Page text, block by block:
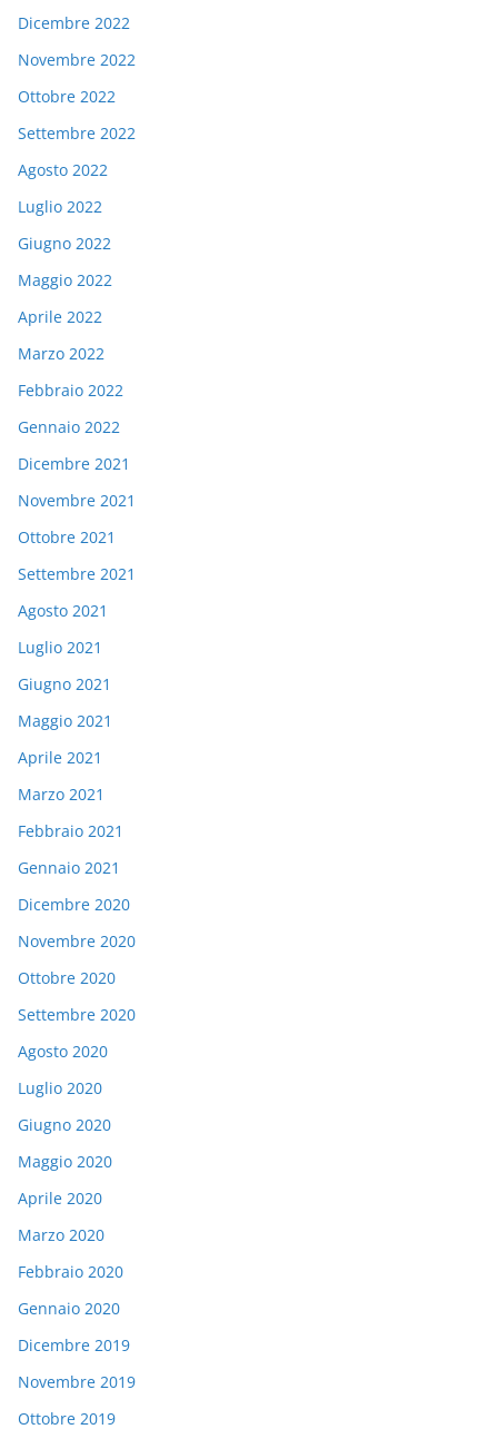
Dicembre 2022
Novembre 2022
Ottobre 2022
Settembre 2022
Agosto 2022
Luglio 2022
Giugno 2022
Maggio 2022
Aprile 2022
Marzo 2022
Febbraio 2022
Gennaio 2022
Dicembre 2021
Novembre 2021
Ottobre 2021
Settembre 2021
Agosto 2021
Luglio 2021
Giugno 2021
Maggio 2021
Aprile 2021
Marzo 2021
Febbraio 2021
Gennaio 2021
Dicembre 2020
Novembre 2020
Ottobre 2020
Settembre 2020
Agosto 2020
Luglio 2020
Giugno 2020
Maggio 2020
Aprile 2020
Marzo 2020
Febbraio 2020
Gennaio 2020
Dicembre 2019
Novembre 2019
Ottobre 2019